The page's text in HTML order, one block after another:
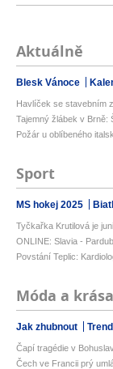
Aktuálně
Blesk Vánoce
Havlíček se stavebním
Tajemný žlábek v Brně:
Požár u oblíbeného
Sport
MS hokej 2025
Tyčkařka Krutilová je
ONLINE: Slavia -
Povstání Teplic:
Móda a krása
Jak zhubnout
Čapí tragédie v
Čech ve Francii prý